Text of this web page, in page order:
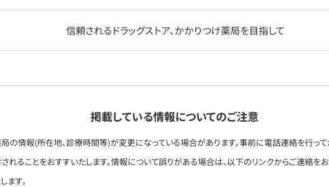
信頼されるドラッグストア、かかりつけ薬局を目指して
掲載している情報についてのご注意
の情報(所在地、診療時間等)が変更になっている場合があります。事前に電話連絡を行っ
れることをおすすいたします。情報について誤りがある場合は、以下のリンクからご連絡を
ます。